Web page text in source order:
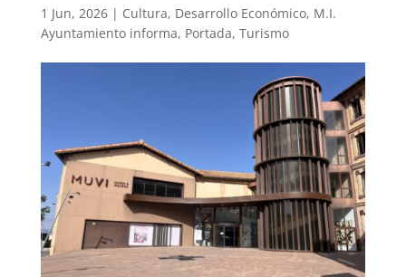
1 Jun, 2026| Cultura, Desarrollo Económico, M.I.
Ayuntamiento informa, Portada, Turismo